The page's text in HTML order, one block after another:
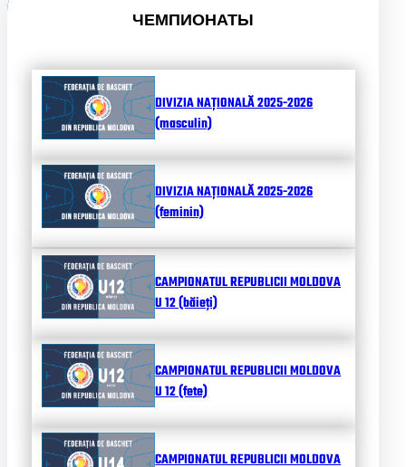
ЧЕМПИОНАТЫ
DIVIZIA NAȚIONALĂ 2025-2026
(masculin)
DIVIZIA NAȚIONALĂ 2025-2026
(feminin)
CAMPIONATUL REPUBLICII MOLDOVA
U 12 (băieți)
CAMPIONATUL REPUBLICII MOLDOVA
U 12 (fete)
CAMPIONATUL REPUBLICII MOLDOVA